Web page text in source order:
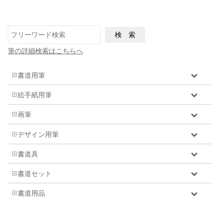
筆の詳細検索はこちらへ
書道用筆
絵手紙用筆
画筆
デザイン用筆
書道具
書道セット
書道用品